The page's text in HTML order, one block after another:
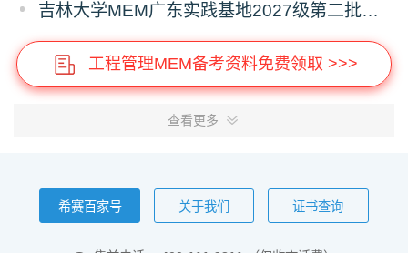
吉林大学MEM广东实践基地2027级第二批次预审面试启动
工程管理MEM备考资料免费领取 >>>
查看更多
希赛百家号 关于我们 证书查询